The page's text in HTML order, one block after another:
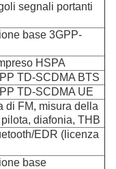
segnali portanti
base 3GPP-
HSPA
TD-SCDMA BTS
TD-SCDMA UE
di FM, misura della
diafonia, THB
EDR (licenza
base